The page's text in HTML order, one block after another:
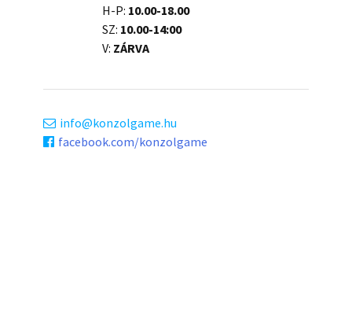
H-P: 10.00-18.00
SZ: 10.00-14:00
V: ZÁRVA
info
konzolgame.hu
facebook.com/konzolgame